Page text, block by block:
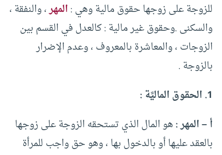
للزوجة على زوجها حقوق مالية وهي :المهر، والنفقة ،
والسكنى .وحقوق غير مالية : كالعدل في القسم بين
الزوجات ، والمعاشرة بالمعروف ، وعدم الإضرار
بالزوجة .
1. الحقوق الماليَّة :
أ – المهر :هو المال الذي تستحقه الزوجة على زوجها
بالعقد عليها أو بالدخول بها ، وهو حق واجب للمرأة